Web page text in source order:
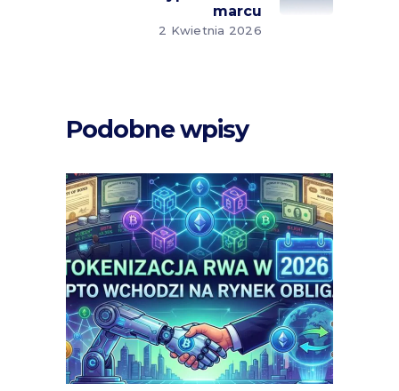
marcu
2 Kwietnia 2026
Podobne wpisy